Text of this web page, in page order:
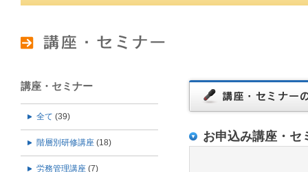
講座・セミナー
全て (39)
階層別研修講座 (18)
労務管理講座 (7)
お申込み講座・セ